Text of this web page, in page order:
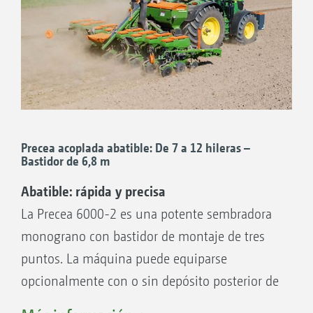
Precea 3000-AFCC con cultivador rotativo KG
Sus ventajas:
Velocidad de trabajo:de hasta 15 km/h
Número de hileras:6 o 7
Distancias entre hileras: 45 a 80 cm
l Modelos – FCC 1600 o 2200 l
Capacidad telescópica simple y doble: ancho
de transporte de 3,3 m* o 3 m
Precea acoplada abatible: De 7 a 12 hileras –
Bastidor de 6,8 m
Abatible: rápida y precisa
La Precea 6000-2 es una potente sembradora
monograno con bastidor de montaje de tres
puntos. La máquina puede equiparse
opcionalmente con o sin depósito posterior de